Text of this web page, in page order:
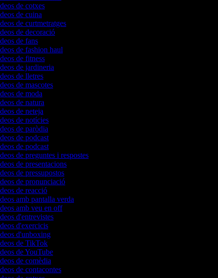
de cotxes
de cuina
de curtmetratges
de decoració
de fans
de fashion haul
de fitness
de jardineria
de lletres
de mascotes
de moda
de natura
de neteja
de notícies
de paròdia
de podcast
de podcast
de preguntes i respostes
de presentacions
de pressupostos
de pronunciació
de reacció
amb pantalla verda
amb veu en off
d'entrevistes
d'exercicis
d'unboxing
de TikTok
de YouTube
de comèdia
de contacontes